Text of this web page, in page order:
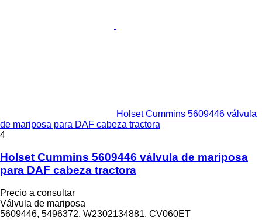
Holset Cummins 5609446 válvula
de mariposa para DAF cabeza tractora
4
Holset Cummins 5609446 válvula de mariposa
para DAF cabeza tractora
Precio a consultar
Válvula de mariposa
5609446, 5496372, W2302134881, CV060ET